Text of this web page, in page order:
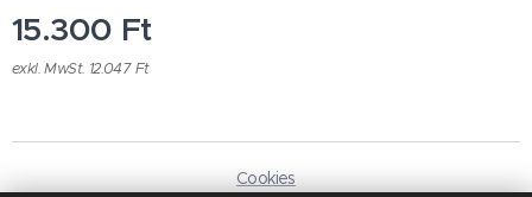
15.300 Ft
exkl. MwSt. 12.047 Ft
Cookies